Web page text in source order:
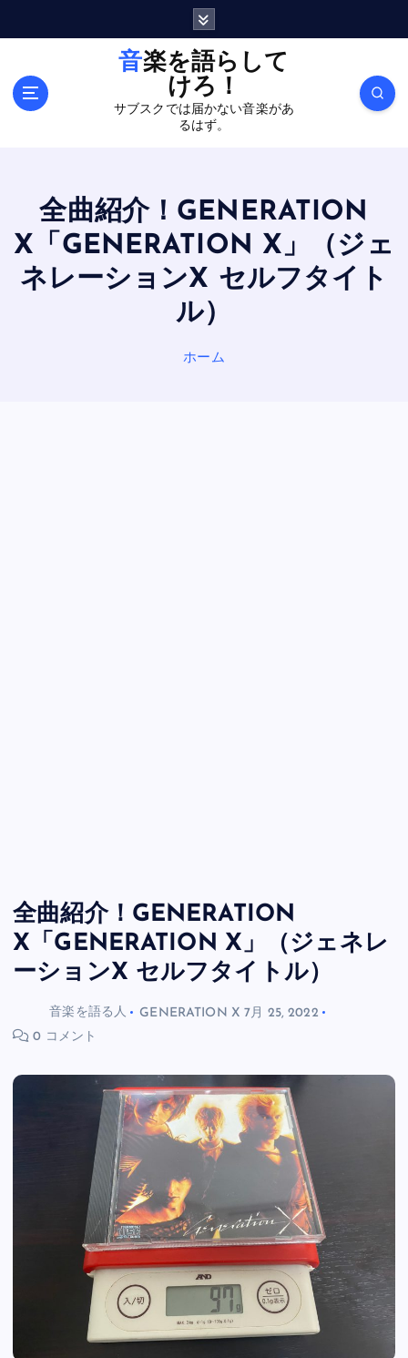
音楽を語らして
けろ！
サブスクでは届かない音楽があ
るはず。
全曲紹介！GENERATION
X「GENERATION X」（ジェ
ネレーションX セルフタイト
ル）
ホーム
全曲紹介！GENERATION
X「GENERATION X」（ジェネレ
ーションX セルフタイトル）
音楽を語る人 GENERATION X 7月 25, 2022
0 コメント